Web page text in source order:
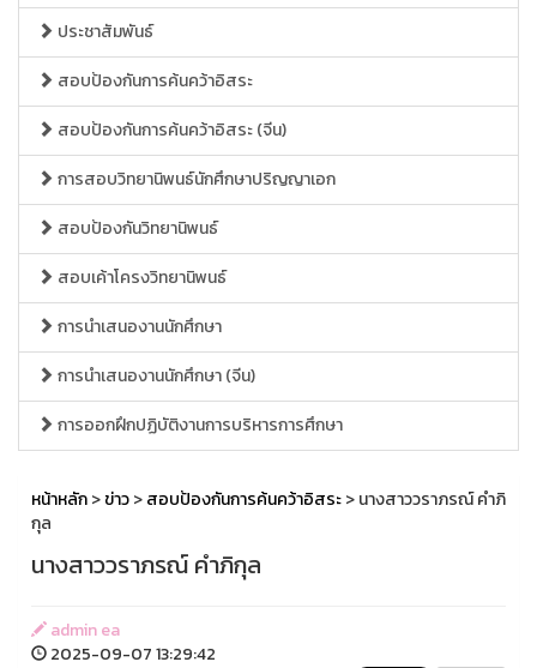
ประชาสัมพันธ์
สอบป้องกันการค้นคว้าอิสระ
สอบป้องกันการค้นคว้าอิสระ (จีน)
การสอบวิทยานิพนธ์นักศึกษาปริญญาเอก
สอบป้องกันวิทยานิพนธ์
สอบเค้าโครงวิทยานิพนธ์
การนำเสนองานนักศึกษา
การนำเสนองานนักศึกษา (จีน)
การออกฝึกปฏิบัติงานการบริหารการศึกษา
หน้าหลัก>ข่าว>สอบป้องกันการค้นคว้าอิสระ> นางสาววราภรณ์ คำภิ
กุล
นางสาววราภรณ์ คำภิกุล
admin ea
2025-09-07 13:29:42